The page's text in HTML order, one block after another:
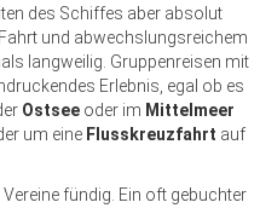
des Schiffes aber absolut
und abwechslungsreichem
langweilig. Gruppenreisen mit
Erlebnis, egal ob es
Ostsee oder im Mittelmeer
um eine Flusskreuzfahrt auf
fündig. Ein oft gebuchter